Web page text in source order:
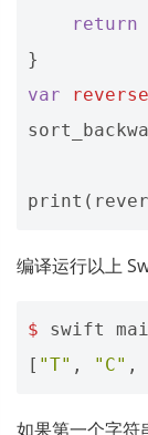
return
}
var
print (
编译运行以上
$ swift
[ "T" , "C" ,
如果第一个字符